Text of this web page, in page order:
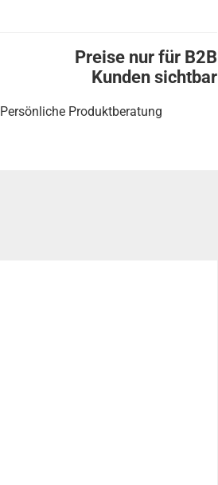
Preise nur für B2B
Kunden sichtbar
Persönliche Produktberatung